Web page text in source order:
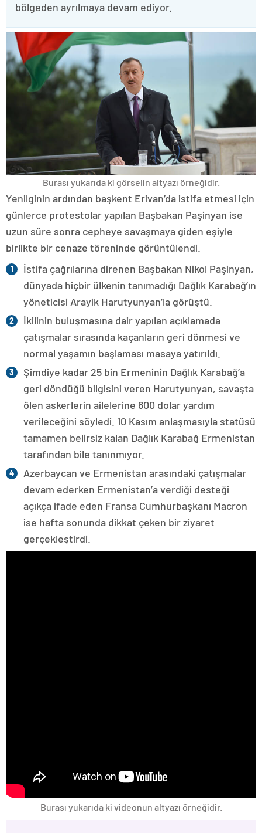
bölgeden ayrılmaya devam ediyor.
Burası yukarıda ki görselin altyazı örneğidir.
Yenilginin ardından başkent Erivan’da istifa etmesi için
günlerce protestolar yapılan Başbakan Paşinyan ise
uzun süre sonra cepheye savaşmaya giden eşiyle
birlikte bir cenaze töreninde görüntülendi.
İstifa çağrılarına direnen Başbakan Nikol Paşinyan,
dünyada hiçbir ülkenin tanımadığı Dağlık Karabağ’ın
yöneticisi Arayik Harutyunyan’la görüştü.
İkilinin buluşmasına dair yapılan açıklamada
çatışmalar sırasında kaçanların geri dönmesi ve
normal yaşamın başlaması masaya yatırıldı.
Şimdiye kadar 25 bin Ermeninin Dağlık Karabağ’a
geri döndüğü bilgisini veren Harutyunyan, savaşta
ölen askerlerin ailelerine 600 dolar yardım
verileceğini söyledi. 10 Kasım anlaşmasıyla statüsü
tamamen belirsiz kalan Dağlık Karabağ Ermenistan
tarafından bile tanınmıyor.
Azerbaycan ve Ermenistan arasındaki çatışmalar
devam ederken Ermenistan’a verdiği desteği
açıkça ifade eden Fransa Cumhurbaşkanı Macron
ise hafta sonunda dikkat çeken bir ziyaret
gerçekleştirdi.
Burası yukarıda ki videonun altyazı örneğidir.